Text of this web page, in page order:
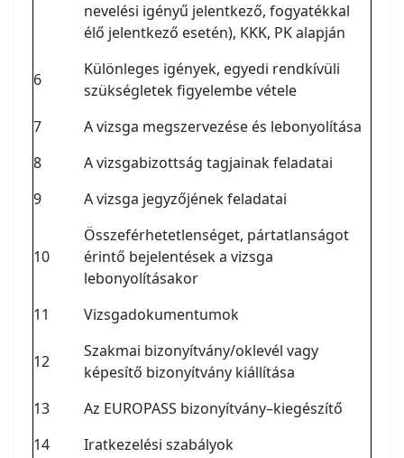
nevelési igényű jelentkező, fogyatékkal
élő jelentkező esetén), KKK, PK alapján
6
Különleges igények, egyedi rendkívüli
szükségletek figyelembe vétele
7
A vizsga megszervezése és lebonyolítása
8
A vizsgabizottság tagjainak feladatai
9
A vizsga jegyzőjének feladatai
10
Összeférhetetlenséget, pártatlanságot
érintő bejelentések a vizsga
lebonyolításakor
11
Vizsgadokumentumok
12
Szakmai bizonyítvány/oklevél vagy
képesítő bizonyítvány kiállítása
13
Az EUROPASS bizonyítvány–kiegészítő
14
Iratkezelési szabályok